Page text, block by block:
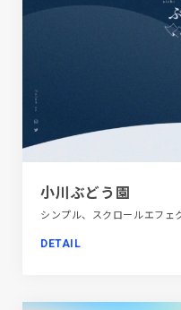
小川ぶどう園
DETAIL